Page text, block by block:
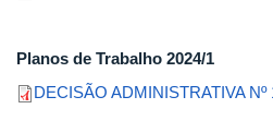
Planos de Trabalho 2024/1
DECISÃO ADMINISTRATIVA Nº